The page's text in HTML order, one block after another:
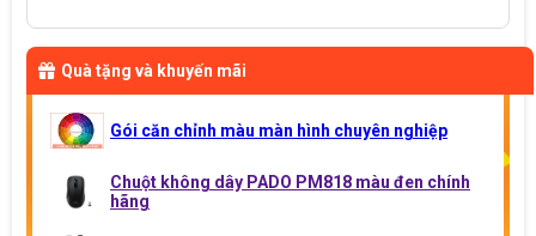
Quà tặng và khuyến mãi
Gói căn chỉnh màu màn hình chuyên nghiệp
Chuột không dây PADO PM818 màu đen chính
hãng